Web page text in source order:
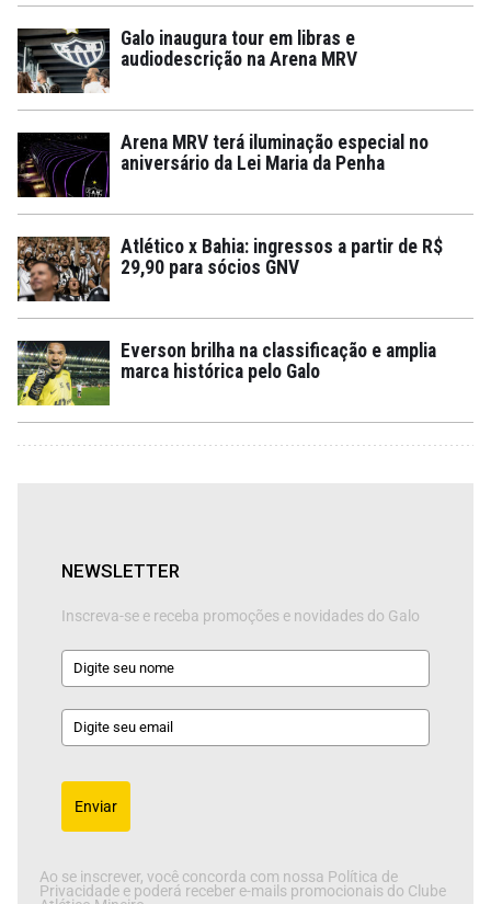
Galo inaugura tour em libras e
audiodescrição na Arena MRV
Arena MRV terá iluminação especial no
aniversário da Lei Maria da Penha
Atlético x Bahia: ingressos a partir de R$
29,90 para sócios GNV
Everson brilha na classificação e amplia
marca histórica pelo Galo
NEWSLETTER
Inscreva-se e receba promoções e novidades do Galo
Enviar
Ao se inscrever, você concorda com nossa Política de
Privacidade e poderá receber e-mails promocionais do Clube